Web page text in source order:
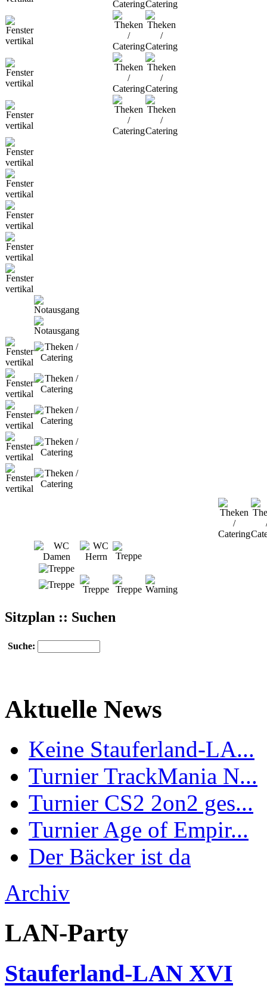
Sitzplan :: Suchen
Suche:
Aktuelle News
Keine Stauferland-LA...
Turnier TrackMania N...
Turnier CS2 2on2 ges...
Turnier Age of Empir...
Der Bäcker ist da
Archiv
LAN-Party
Stauferland-LAN XVI